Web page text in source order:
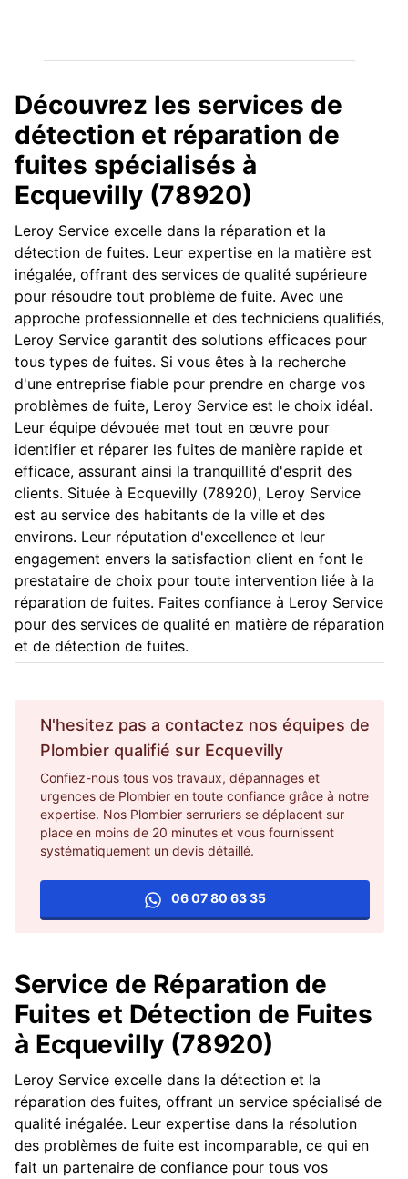
Découvrez les services de
détection et réparation de
fuites spécialisés à
Ecquevilly (78920)
Leroy Service excelle dans la réparation et la
détection de fuites. Leur expertise en la matière est
inégalée, offrant des services de qualité supérieure
pour résoudre tout problème de fuite. Avec une
approche professionnelle et des techniciens qualifiés,
Leroy Service garantit des solutions efficaces pour
tous types de fuites. Si vous êtes à la recherche
d'une entreprise fiable pour prendre en charge vos
problèmes de fuite, Leroy Service est le choix idéal.
Leur équipe dévouée met tout en œuvre pour
identifier et réparer les fuites de manière rapide et
efficace, assurant ainsi la tranquillité d'esprit des
clients. Située à Ecquevilly (78920), Leroy Service
est au service des habitants de la ville et des
environs. Leur réputation d'excellence et leur
engagement envers la satisfaction client en font le
prestataire de choix pour toute intervention liée à la
réparation de fuites. Faites confiance à Leroy Service
pour des services de qualité en matière de réparation
et de détection de fuites.
N'hesitez pas a contactez nos équipes de
Plombier qualifié sur Ecquevilly
Confiez-nous tous vos travaux, dépannages et
urgences de Plombier en toute confiance grâce à notre
expertise. Nos Plombier serruriers se déplacent sur
place en moins de 20 minutes et vous fournissent
systématiquement un devis détaillé.
06 07 80 63 35
Service de Réparation de
Fuites et Détection de Fuites
à Ecquevilly (78920)
Leroy Service excelle dans la détection et la
réparation des fuites, offrant un service spécialisé de
qualité inégalée. Leur expertise dans la résolution
des problèmes de fuite est incomparable, ce qui en
fait un partenaire de confiance pour tous vos